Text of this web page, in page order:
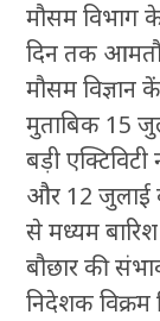
मौसम विभाग
दिन तक
मौसम विज्ञान
मुताबिक 15
बड़ी एक्टिविटी
और 12 जुलाई
से मध्यम
बौछार की
निदेशक